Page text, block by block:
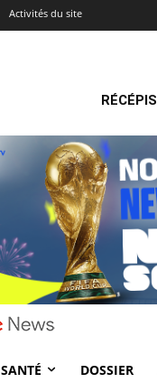
Activités du site
SANTÉ DOSSIER